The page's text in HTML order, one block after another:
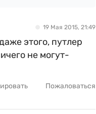
19 Мая 2015, 21:49
этого, путлер
не могут-
Пожаловаться